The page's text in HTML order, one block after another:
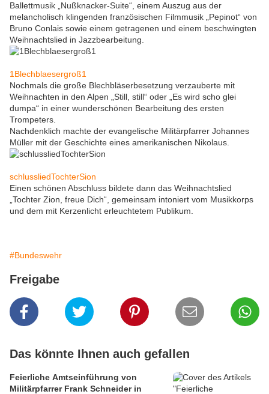
Ballettmusik „Nußknacker-Suite“, einem Auszug aus der
melancholisch klingenden französischen Filmmusik „Pepinot“ von
Bruno Conlais sowie einem getragenen und einem beschwingten
Weihnachtslied in Jazzbearbeitung.
1Blechblaesergroß1
Nochmals die große Blechbläserbesetzung verzauberte mit
Weihnachten in den Alpen „Still, still“ oder „Es wird scho glei
dumpa“ in einer wunderschönen Bearbeitung des ersten
Trompeters.
Nachdenklich machte der evangelische Militärpfarrer Johannes
Müller mit der Geschichte eines amerikanischen Nikolaus.
schlussliedTochterSion
Einen schönen Abschluss bildete dann das Weihnachtslied
„Tochter Zion, freue Dich“, gemeinsam intoniert vom Musikkorps
und dem mit Kerzenlicht erleuchtetem Publikum.
#Bundeswehr
Freigabe
Das könnte Ihnen auch gefallen
Feierliche Amtseinführung von
Militärpfarrer Frank Schneider in